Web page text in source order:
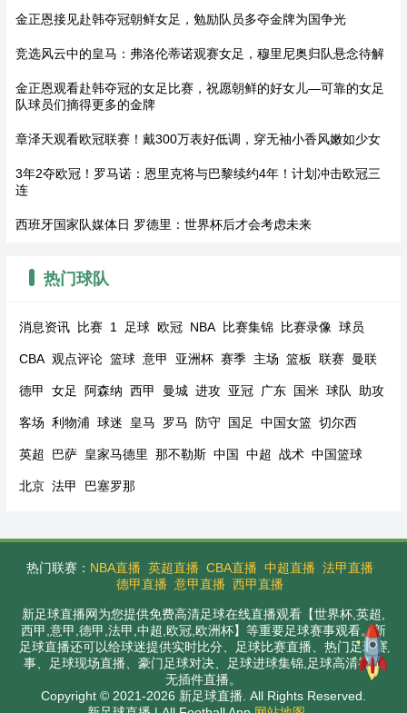
金正恩接见赴韩夺冠朝鲜女足，勉励队员多夺金牌为国争光
竞选风云中的皇马：弗洛伦蒂诺观赛女足，穆里尼奥归队悬念待解
金正恩观看赴韩夺冠的女足比赛，祝愿朝鲜的好女儿—可靠的女足
队球员们摘得更多的金牌
章泽天观看欧冠联赛！戴300万表好低调，穿无袖小香风嫩如少女
3年2夺欧冠！罗马诺：恩里克将与巴黎续约4年！计划冲击欧冠三
连
西班牙国家队媒体日 罗德里：世界杯后才会考虑未来
热门球队
消息资讯 比赛 1 足球 欧冠 NBA 比赛集锦 比赛录像 球员
CBA 观点评论 篮球 意甲 亚洲杯 赛季 主场 篮板 联赛 曼联
德甲 女足 阿森纳 西甲 曼城 进攻 亚冠 广东 国米 球队 助攻
客场 利物浦 球迷 皇马 罗马 防守 国足 中国女篮 切尔西
英超 巴萨 皇家马德里 那不勒斯 中国 中超 战术 中国篮球
北京 法甲 巴塞罗那
热门联赛： NBA直播 英超直播 CBA直播 中超直播 法甲直播
德甲直播 意甲直播 西甲直播
新足球直播网为您提供免费高清足球在线直播观看【世界杯,英超,
西甲,意甲,德甲,法甲,中超,欧冠,欧洲杯】等重要足球赛事观看。新
足球直播还可以给球迷提供实时比分、足球比赛直播、热门足球赛
事、足球现场直播、豪门足球对决、足球进球集锦,足球高清视频
无插件直播。
Copyright © 2021-2026 新足球直播. All Rights Reserved.